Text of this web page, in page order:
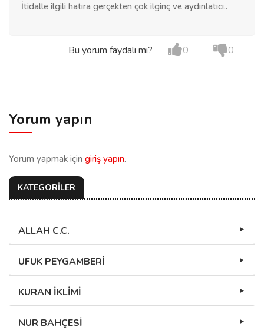
İtidalle ilgili hatıra gerçekten çok ilginç ve aydınlatıcı..
Bu yorum faydalı mı? 0 0
Yorum yapın
Yorum yapmak için giriş yapın.
KATEGORİLER
ALLAH C.C.
UFUK PEYGAMBERİ
KURAN İKLİMİ
NUR BAHÇESİ